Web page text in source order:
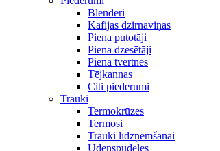
Blenderi
Kafijas dzirnaviņas
Piena putotāji
Piena dzesētāji
Piena tvertnes
Tējkannas
Citi piederumi
Trauki
Termokrūzes
Termosi
Trauki līdzņemšanai
Ūdenspudeles